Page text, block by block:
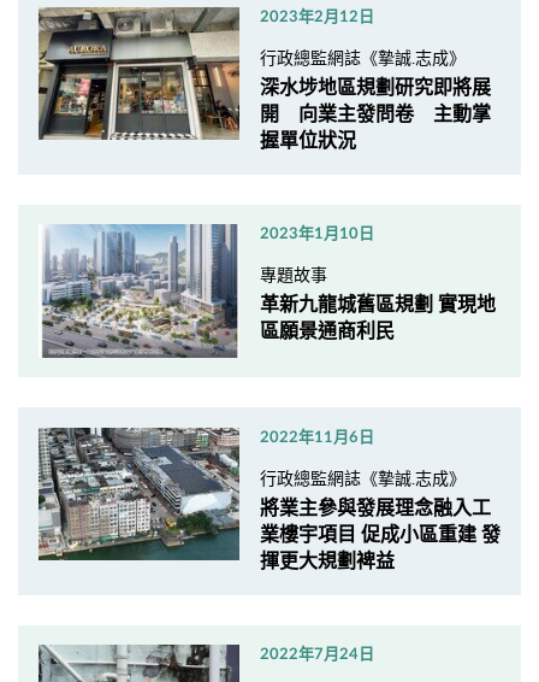
2023年2月12日
行政總監網誌《摯誠.志成》
深水埗地區規劃研究即將展
開 向業主發問卷 主動掌
握單位狀況
2023年1月10日
專題故事
革新九龍城舊區規劃 實現地
區願景通商利民
2022年11月6日
行政總監網誌《摯誠.志成》
將業主參與發展理念融入工
業樓宇項目 促成小區重建 發
揮更大規劃裨益
2022年7月24日